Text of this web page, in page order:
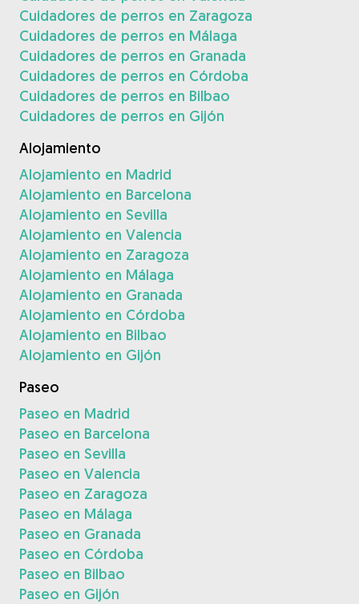
Cuidadores de perros en Zaragoza
Cuidadores de perros en Málaga
Cuidadores de perros en Granada
Cuidadores de perros en Córdoba
Cuidadores de perros en Bilbao
Cuidadores de perros en Gijón
Alojamiento
Alojamiento en Madrid
Alojamiento en Barcelona
Alojamiento en Sevilla
Alojamiento en Valencia
Alojamiento en Zaragoza
Alojamiento en Málaga
Alojamiento en Granada
Alojamiento en Córdoba
Alojamiento en Bilbao
Alojamiento en Gijón
Paseo
Paseo en Madrid
Paseo en Barcelona
Paseo en Sevilla
Paseo en Valencia
Paseo en Zaragoza
Paseo en Málaga
Paseo en Granada
Paseo en Córdoba
Paseo en Bilbao
Paseo en Gijón